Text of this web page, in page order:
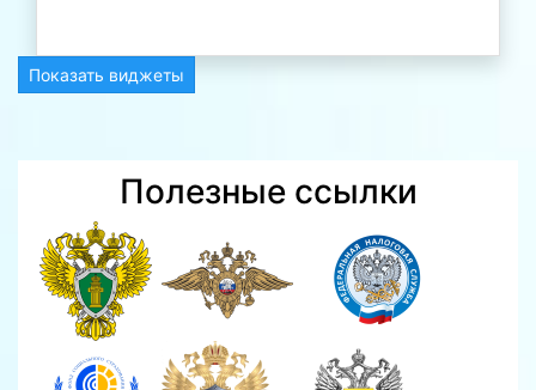
Показать виджеты
Полезные ссылки